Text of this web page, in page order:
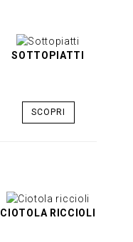
SOTTOPIATTI
SCOPRI
CIOTOLA RICCIOLI